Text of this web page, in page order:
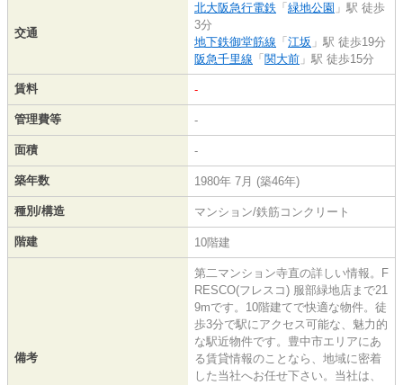
交通
北大阪急行電鉄 「 緑地公園 」駅 徒歩
3分
地下鉄御堂筋線 「 江坂 」駅 徒歩19分
阪急千里線 「 関大前 」駅 徒歩15分
賃料 -
管理費等 -
面積 -
築年数 1980年 7月 (築46年)
種別/構造 マンション/鉄筋コンクリート
階建 10階建
備考
第二マンション寺直の詳しい情報。F
RESCO(フレスコ) 服部緑地店まで21
9mです。10階建てで快適な物件。徒
歩3分で駅にアクセス可能な、魅力的
な駅近物件です。豊中市エリアにあ
る賃貸情報のことなら、地域に密着
した当社へお任せ下さい。当社は、